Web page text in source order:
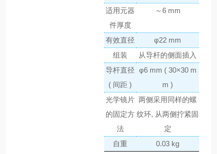
适用元器
件厚度
～6 mm
有效直径
φ22 mm
组装
从导杆的侧面插入
导杆直径
( 间距 )
φ6 mm ( 30×30 m
m )
光学镜片
的固定方
法
两侧采用同样的螺
纹环, 从两侧拧紧固
定
自重
0.03 kg